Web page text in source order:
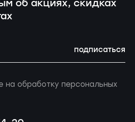
об акциях, скидках
подписаться
на обработку персональных